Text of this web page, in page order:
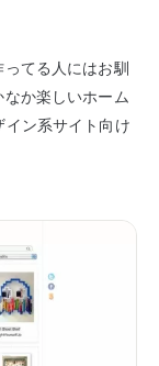
てる人にはお馴
か楽しいホーム
ン系サイト向け